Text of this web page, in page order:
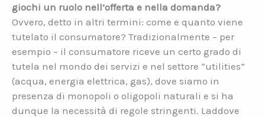
giochi un ruolo nell’offerta e nella domanda?
Ovvero, detto in altri termini: come e quanto viene
tutelato il consumatore? Tradizionalmente – per
esempio – il consumatore riceve un certo grado di
tutela nel mondo dei servizi e nel settore “utilities”
(acqua, energia elettrica, gas), dove siamo in
presenza di monopoli o oligopoli naturali e si ha
dunque la necessità di regole stringenti. Laddove